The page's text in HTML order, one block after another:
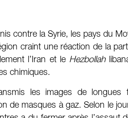
contre la Syrie, les pays du
craint une réaction de la
l’Iran et le Hezbollah
chimiques.
les images de longues
de masques à gaz. Selon le